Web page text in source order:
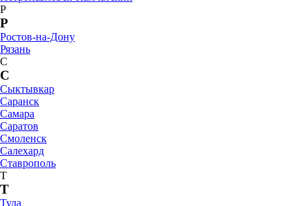
Р
Р
Ростов-на-Дону
Рязань
С
С
Сыктывкар
Саранск
Самара
Саратов
Смоленск
Салехард
Ставрополь
Т
Т
Тула